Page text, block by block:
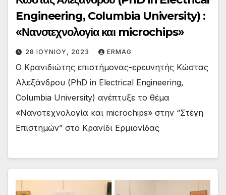
Engineering, Columbia University) :
«Νανοτεχνολογία και microchips»
28 ΙΟΥΝΊΟΥ, 2023 ERMAG
Ο Κρανιδιώτης επιστήμονας-ερευνητής Κώστας
Αλεξάνδρου (PhD in Electrical Engineering,
Columbia University) ανέπτυξε το θέμα
«Νανοτεχνολογία και microchips» στην “Στέγη
Επιστημών” στο Κρανίδι Ερμιονίδας